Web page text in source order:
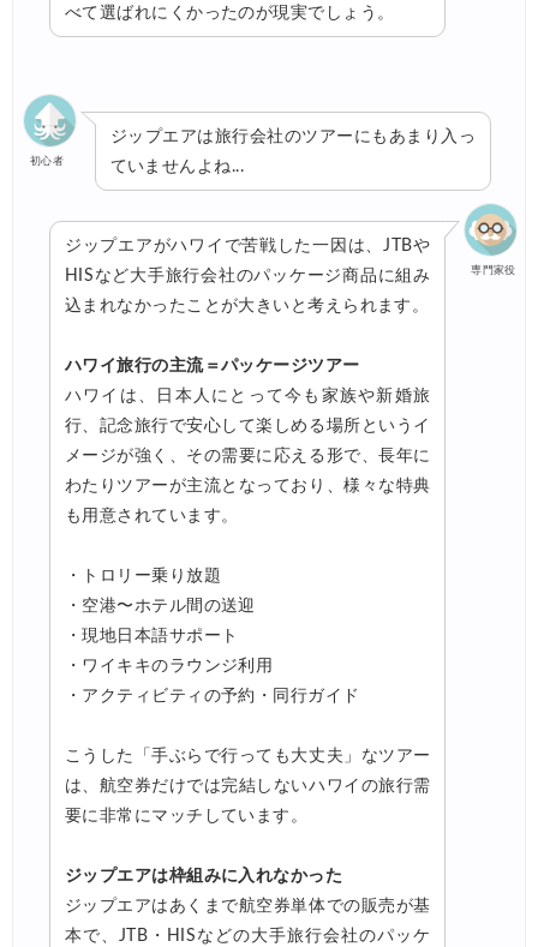
べて選ばれにくかったのが現実でしょう。
初心者
ジップエアは旅行会社のツアーにもあまり入っ
ていませんよね...
専門家役
ジップエアがハワイで苦戦した一因は、JTBや
HISなど大手旅行会社のパッケージ商品に組み
込まれなかったことが大きいと考えられます。
ハワイ旅行の主流＝パッケージツアー
ハワイは、日本人にとって今も家族や新婚旅
行、記念旅行で安心して楽しめる場所というイ
メージが強く、その需要に応える形で、長年に
わたりツアーが主流となっており、様々な特典
も用意されています。
・トロリー乗り放題
・空港〜ホテル間の送迎
・現地日本語サポート
・ワイキキのラウンジ利用
・アクティビティの予約・同行ガイド
こうした「手ぶらで行っても大丈夫」なツアー
は、航空券だけでは完結しないハワイの旅行需
要に非常にマッチしています。
ジップエアは枠組みに入れなかった
ジップエアはあくまで航空券単体での販売が基
本で、JTB・HISなどの大手旅行会社のパッケ